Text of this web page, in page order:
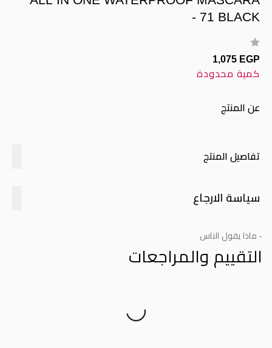
- 71 BLACK
1,075 EGP
كمية محدودة
عن المنتج
تفاصيل المنتج
سياسة الارجاع
- ماذا يقول الناس
التقييم والمراجعات